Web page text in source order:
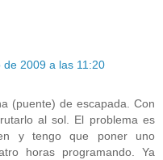
de 2009 a las 11:20
(puente) de escapada. Con
al sol. El problema es
y tengo que poner uno
horas programando. Ya